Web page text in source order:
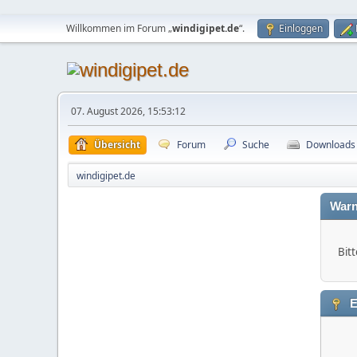
Willkommen im Forum „windigipet.de“. Einloggen
07. August 2026, 15:53:12
Übersicht Forum Suche Downloads
windigipet.de